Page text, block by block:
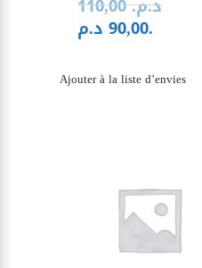
110,00د.م.
Le
prix
était :
90,00د.م.
actuel
Ajouter à la liste d’envies